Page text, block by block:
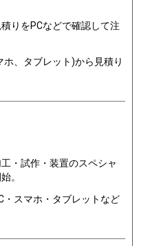
りをPCなどで確認して注
、タブレット)から見積り
・試作・装置のスペシャ
。
・スマホ・タブレットなど